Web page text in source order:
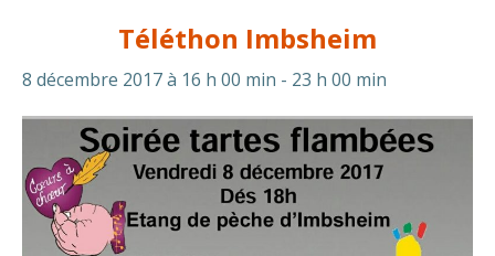
Téléthon Imbsheim
8 décembre 2017 à 16 h 00 min - 23 h 00 min